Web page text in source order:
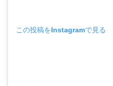
この投稿をInstagramで見る